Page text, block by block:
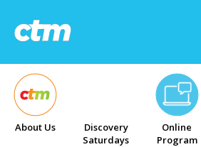
About Us
Discovery
Saturdays
Online
Program